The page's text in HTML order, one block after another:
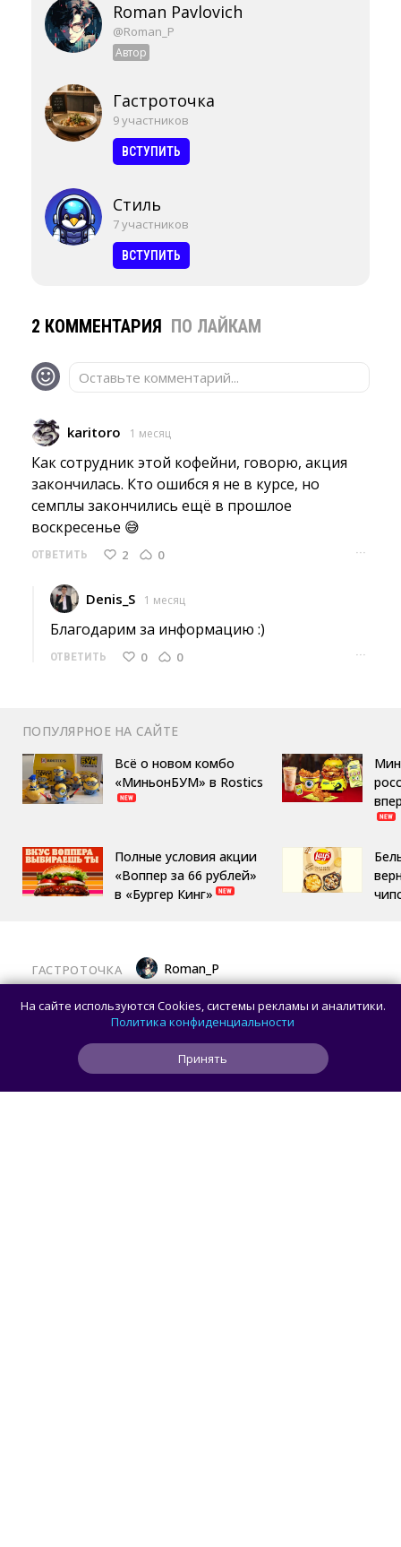
Roman Pavlovich
@Roman_P
Автор
Гастроточка
9 участников
ВСТУПИТЬ
Стиль
7 участников
ВСТУПИТЬ
2 КОММЕНТАРИЯ ПО ЛАЙКАМ
Оставьте комментарий...
karitoro 1 месяц
Как сотрудник этой кофейни, говорю, акция
закончилась. Кто ошибся я не в курсе, но
семплы закончились ещё в прошлое
воскресенье 😅
ОТВЕТИТЬ 2 0 ···
Denis_S 1 месяц
Благодарим за информацию :)
ОТВЕТИТЬ 0 0 ···
ПОПУЛЯРНОЕ НА САЙТЕ
Всё о новом комбо
«МиньонБУМ» в Rostics
Полные условия акции
«Воппер за 66 рублей»
в «Бургер Кинг»
ГАСТРОТОЧКА Roman_P
Латте «Золотой ключик» и торт «Москва»
теперь можно попробовать на ВДНХ
На сайте используются Cookies, системы рекламы и аналитики.
Политика конфиденциальности
Принять